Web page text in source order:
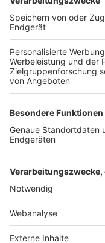
TOP-VEREINE
TOP-PARTNER
Nutzungsbedingungen